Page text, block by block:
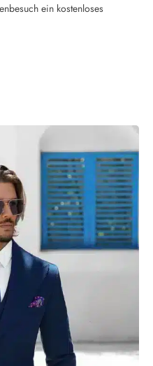
ein kostenloses